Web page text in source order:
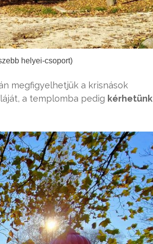
helyei-csoport)
megfigyelhetjük a krisnások
a templomba pedig kérhetünk